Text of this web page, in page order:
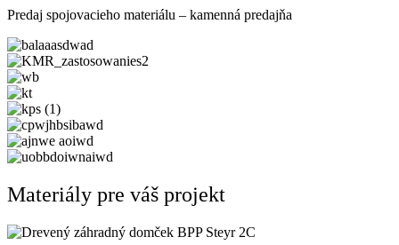
Predaj spojovacieho materiálu – kamenná predajňa
Materiály pre váš projekt